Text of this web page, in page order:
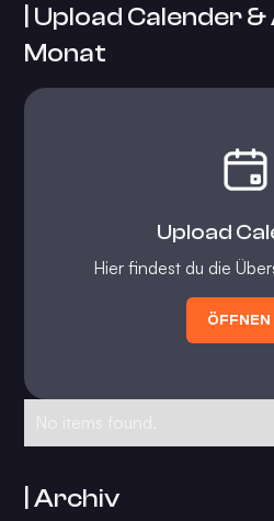
| Upload Calender
Monat
Upload
Hier findest du die
ÖFFNEN
No items found.
| Archiv